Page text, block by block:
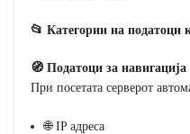
📂 Категории на податоци
🧭 Податоци за навигација
При посетата серверот
🌐 IP адреса